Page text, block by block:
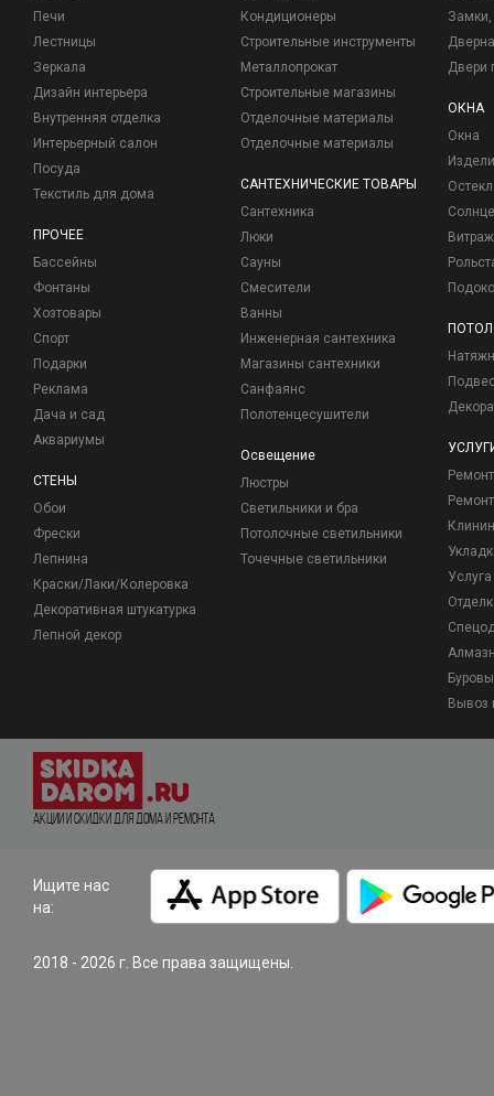
Печи
Лестницы
Зеркала
Дизайн интерьера
Внутренняя отделка
Интерьерный салон
Посуда
Текстиль для дома
ПРОЧЕЕ
Бассейны
Фонтаны
Хозтовары
Спорт
Подарки
Реклама
Дача и сад
Аквариумы
СТЕНЫ
Обои
Фрески
Лепнина
Краски/Лаки/Колеровка
Декоративная штукатурка
Лепной декор
Кондиционеры
Строительные инструменты
Металлопрокат
Строительные магазины
Отделочные материалы
Отделочные материалы
САНТЕХНИЧЕСКИЕ ТОВАРЫ
Сантехника
Люки
Сауны
Смесители
Ванны
Инженерная сантехника
Магазины сантехники
Санфаянс
Полотенцесушители
Освещение
Люстры
Светильники и бра
Потолочные светильники
Точечные светильники
Замки,
Двери
ОКНА
Окна
Вывоз
Акции и Скидки для дома и ремонта
Ищите нас
на:
2018 - 2026 г. Все права защищены.